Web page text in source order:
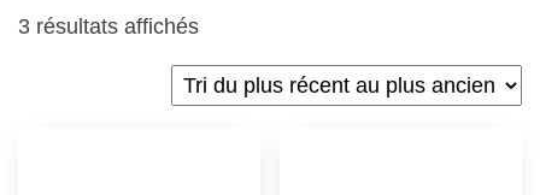
3 résultats affichés